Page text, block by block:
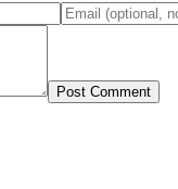
Post Comment